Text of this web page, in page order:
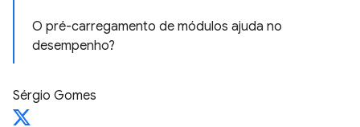
O pré-carregamento de módulos ajuda no
desempenho?
Sérgio Gomes